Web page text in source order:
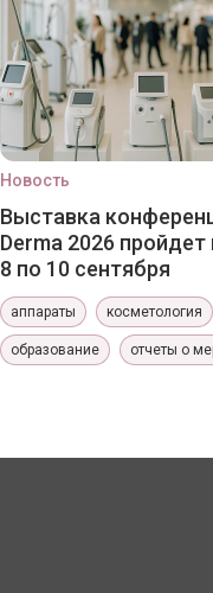
Новость
Выставка
Derma 2026
8 по 10 сентября
аппараты косметология
образование отчеты о